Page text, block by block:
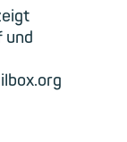
und